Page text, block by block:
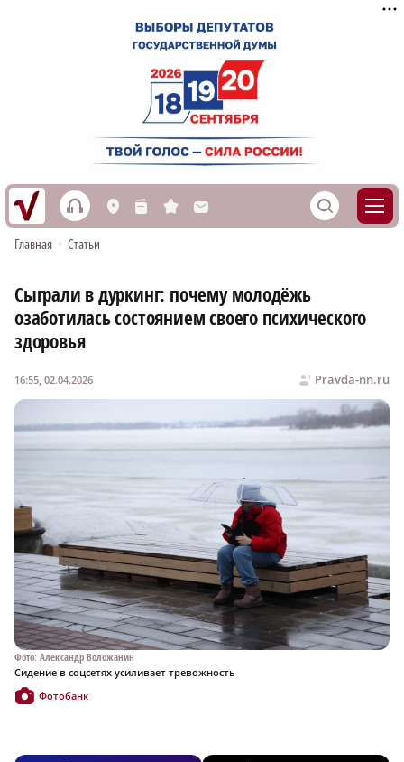
h L n s M S
Главная • Статьи
Сыграли в дуркинг: почему молодёжь
озаботилась состоянием своего психического
здоровья
Pravda-nn.ru
16:55, 02.04.2026
Фото: Александр Воложанин
Сидение в соцсетях усиливает тревожность
Фотобанк